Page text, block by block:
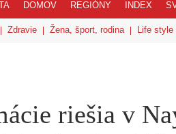
DOMOV REGIÓNY INDEX
Zdravie Žena, šport, rodina Life style
riešia v